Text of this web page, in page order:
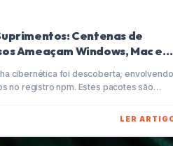
Centenas de
Ameaçam Windows, Mac e
cibernética foi descoberta, envolvendo
no registro npm. Estes pacotes são
sistemas Windows, macOS e Linux,
LER